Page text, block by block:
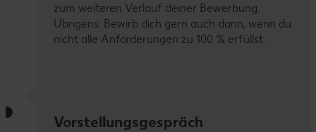
zum weiteren Verlauf deiner Bewerbung.
Übrigens: Bewirb dich gern auch dann, wenn du
nicht alle Anforderungen zu 100 % erfüllst.
Vorstellungsgespräch